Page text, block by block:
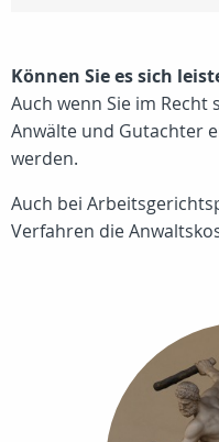
Können Sie es sich
Auch wenn Sie im
Anwälte und Gutachter
werden.
Auch bei
Verfahren die